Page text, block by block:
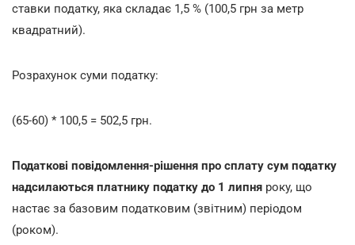
ставки податку, яка складає 1,5 % (100,5 грн за метр
квадратний).
Розрахунок суми податку:
(65-60) * 100,5 = 502,5 грн.
Податкові повідомлення-рішення про сплату сум податку
надсилаються платнику податку до 1 липня року, що
настає за базовим податковим (звітним) періодом
(роком).